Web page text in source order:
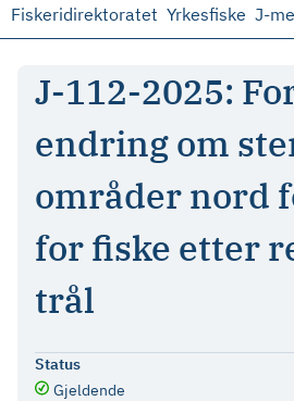
Fiskeridirektoratet Yrkesfiske J-
J-112-2025:
endring om
områder nord
for fiske etter
trål
Status
Gjeldende